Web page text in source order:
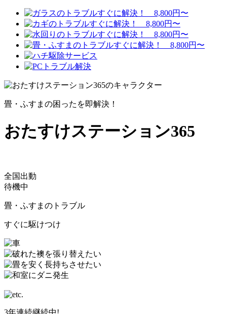
畳・ふすまの困ったを即解決！
おたすけステーション365
全国出動
待機中
畳・ふすまのトラブル
すぐに駆けつけ
3年連続継続中!